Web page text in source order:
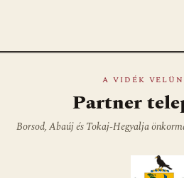
A VIDÉK
Partner
Borsod, Abaúj és Tokaj-Hegyalja